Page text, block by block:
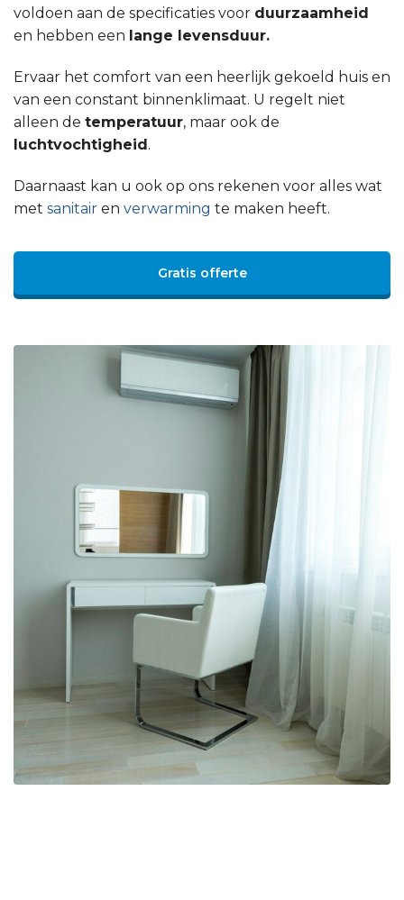
voldoen aan de specificaties voor duurzaamheid
en hebben een lange levensduur.
Ervaar het comfort van een heerlijk gekoeld huis en
van een constant binnenklimaat. U regelt niet
alleen de temperatuur, maar ook de
luchtvochtigheid.
Daarnaast kan u ook op ons rekenen voor alles wat
met sanitair en verwarming te maken heeft.
Gratis offerte